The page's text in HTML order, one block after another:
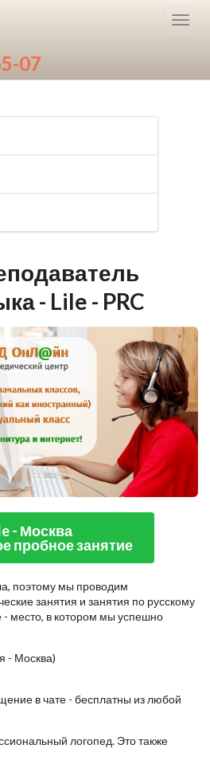
07
- Lile - PRC
- Москва
пробное занятие
поэтому мы проводим
занятия и занятия по русскому
- место, в котором мы успешно
- Москва)
в чате - бесплатны из любой
логопед. Это также